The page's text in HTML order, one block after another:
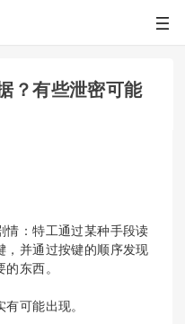
？有些泄密可能
情：特工通过某种手段读
，并通过按键的顺序发现
东西。
可能出现。